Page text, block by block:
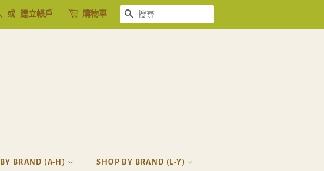
或 建立帳戶 購物車 搜尋
BRAND (A-H) SHOP BY BRAND (L-Y)